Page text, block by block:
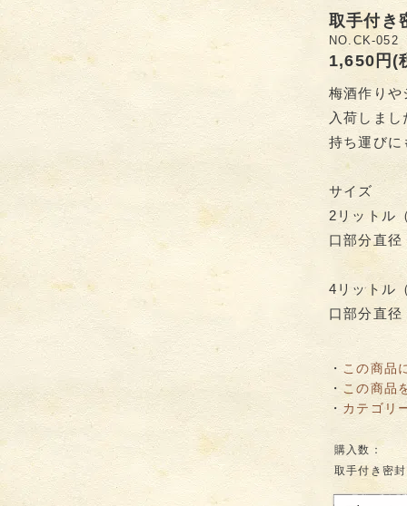
取手付き
NO.CK-052
1,650円(
梅酒作りや
入荷しま
持ち運びに
サイズ
2リット
口部分直
4リットル
口部分直
・ この商品
・ この商品
・ カテゴリ
購入数：
取手付き密